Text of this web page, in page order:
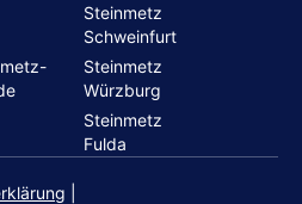
Steinmetz
Schweinfurt
Steinmetz
Würzburg
Steinmetz
Fulda